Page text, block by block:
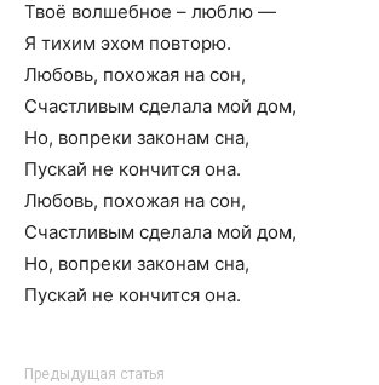
Твоё волшебное – люблю —
Я тихим эхом повторю.
Любовь, похожая на сон,
Счастливым сделала мой дом,
Но, вопреки законам сна,
Пускай не кончится она.
Любовь, похожая на сон,
Счастливым сделала мой дом,
Но, вопреки законам сна,
Пускай не кончится она.
Предыдущая статья